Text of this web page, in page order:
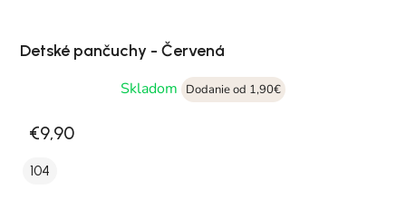
Detské pančuchy - Červená
Skladom
Dodanie od 1,90€
€9,90
104